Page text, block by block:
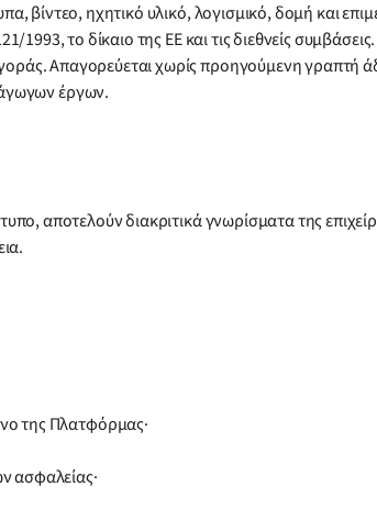
ηχητικό υλικό, λογισμικό, δομή και
το δίκαιο της ΕΕ και τις διεθνείς συμβάσεις.
Απαγορεύεται χωρίς προηγούμενη γραπτή
έργων.
αποτελούν διακριτικά γνωρίσματα της
της Πλατφόρμας·
ασφαλείας·